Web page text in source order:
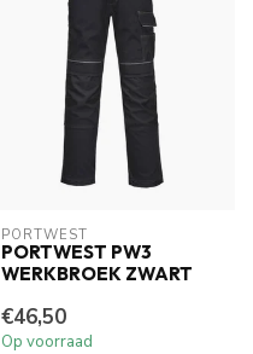
PORTWEST
PORTWEST PW3
WERKBROEK ZWART
€46,50
Op voorraad